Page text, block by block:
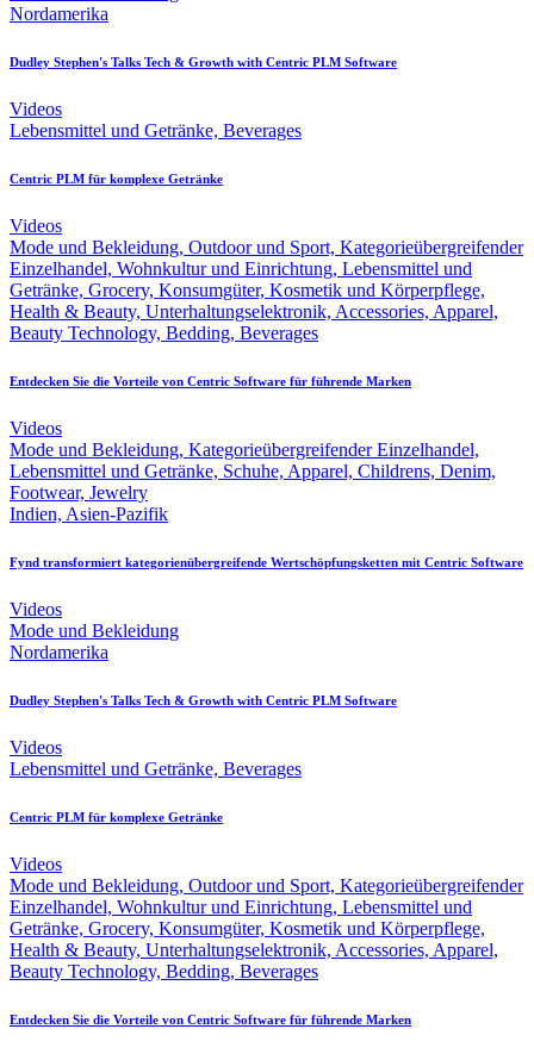
Nordamerika
Dudley Stephen's Talks Tech & Growth with Centric PLM Software
Videos
Lebensmittel und Getränke, Beverages
Centric PLM für komplexe Getränke
Videos
Mode und Bekleidung, Outdoor und Sport, Kategorieübergreifender
Einzelhandel, Wohnkultur und Einrichtung, Lebensmittel und
Getränke, Grocery, Konsumgüter, Kosmetik und Körperpflege,
Health & Beauty, Unterhaltungselektronik, Accessories, Apparel,
Beauty Technology, Bedding, Beverages
Entdecken Sie die Vorteile von Centric Software für führende Marken
Videos
Mode und Bekleidung, Kategorieübergreifender Einzelhandel,
Lebensmittel und Getränke, Schuhe, Apparel, Childrens, Denim,
Footwear, Jewelry
Indien, Asien-Pazifik
Fynd transformiert kategorienübergreifende Wertschöpfungsketten mit Centric Software
Videos
Mode und Bekleidung
Nordamerika
Dudley Stephen's Talks Tech & Growth with Centric PLM Software
Videos
Lebensmittel und Getränke, Beverages
Centric PLM für komplexe Getränke
Videos
Mode und Bekleidung, Outdoor und Sport, Kategorieübergreifender
Einzelhandel, Wohnkultur und Einrichtung, Lebensmittel und
Getränke, Grocery, Konsumgüter, Kosmetik und Körperpflege,
Health & Beauty, Unterhaltungselektronik, Accessories, Apparel,
Beauty Technology, Bedding, Beverages
Entdecken Sie die Vorteile von Centric Software für führende Marken